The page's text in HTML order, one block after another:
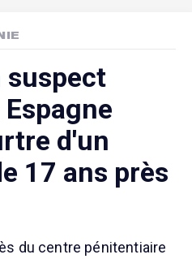
suspect
d'un
17 ans près
du centre pénitentiaire